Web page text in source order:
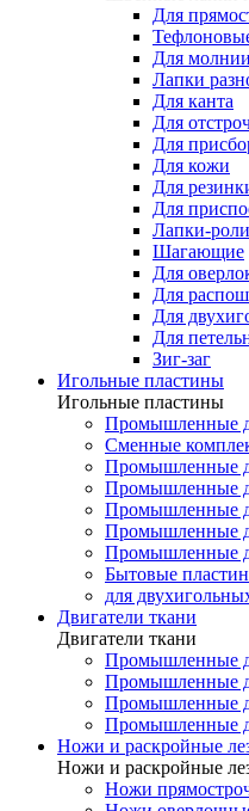
Для
Для молнии
Лапки
Для канта
Для
Для
Для кожи
Для
Для
Лапки-
Шагающие
Для
Для
Для
Для
Зиг-заг
Игольные пластины
Игольные пластины
Промышленные
Сменные
Промышленные
Промышленные
Промышленные
Промышленные
Промышленные
Бытовые
для
Двигатели ткани
Двигатели ткани
Промышленные
Промышленные
Промышленные
Промышленные
Ножи и раскройные
Ножи и раскройные
Ножи